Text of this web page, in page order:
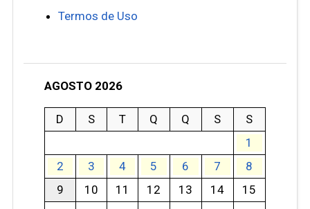
Termos de Uso
AGOSTO 2026
D S T Q Q S
S
1
2
3 4 5 6 7
8
9
10 11 12 13 14
15